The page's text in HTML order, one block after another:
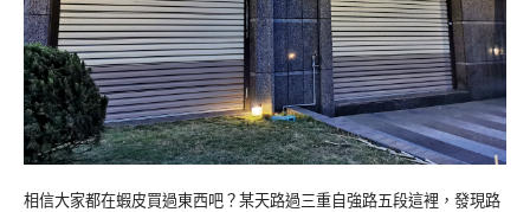
相信大家都在蝦皮買過東西吧？某天路過三重自強路五段這裡，發現路